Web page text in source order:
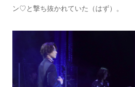
ン♡と撃ち抜かれていた（はず）。